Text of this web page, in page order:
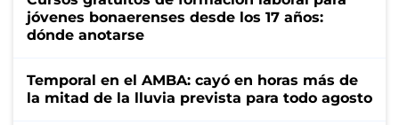
jóvenes bonaerenses desde los 17 años:
dónde anotarse
Temporal en el AMBA: cayó en horas más de
la mitad de la lluvia prevista para todo agosto